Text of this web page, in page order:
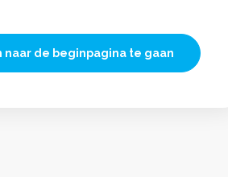
naar de beginpagina te gaan